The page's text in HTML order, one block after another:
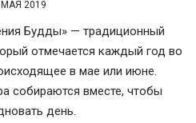
МАЯ 2019
Будды» — традиционный
отмечается каждый год во
в мае или июне.
собираются вместе, чтобы
день.